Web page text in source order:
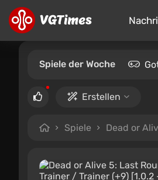
Spiele der Woche
Erstellen
Spiele Dead or